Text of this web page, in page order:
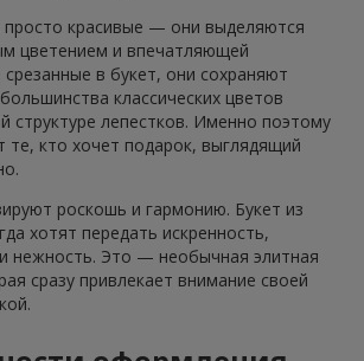
просто красивые — они выделяются
цветением и впечатляющей
в букет, они сохраняют
классических цветов
структуре лепестков. Именно поэтому
те, кто хочет подарок, выглядящий
роскошь и гармонию. Букет из
хотят передать искренность,
нежность. Это — необычная элитная
сразу привлекает внимание своей